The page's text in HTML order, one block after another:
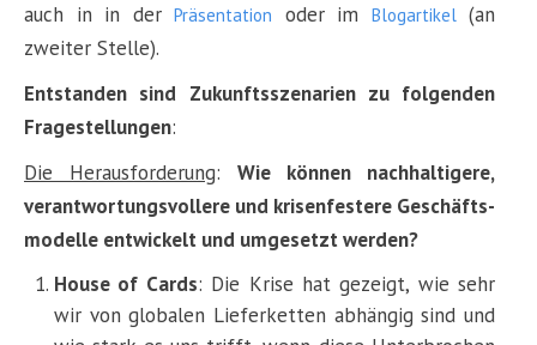
auch in in der Präsentation oder im Blogartikel(an
zweiter Stelle).
Entstanden sind Zukunftsszenarien zu folgenden
Fragestellungen:
Die Herausforderung: Wie können nachhaltigere,
verantwortungsvollere und krisenfestere Geschäfts-
modelle entwickelt und umgesetzt werden?
House of Cards: Die Krise hat gezeigt, wie sehr
wir von globalen Lieferketten abhängig sind und